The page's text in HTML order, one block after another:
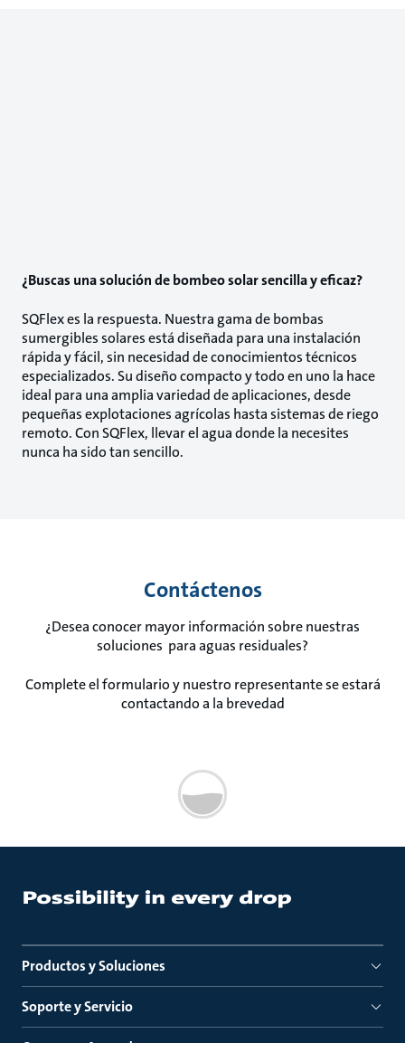
¿Buscas una solución de bombeo solar sencilla y eficaz?
SQFlex es la respuesta. Nuestra gama de bombas
sumergibles solares está diseñada para una instalación
rápida y fácil, sin necesidad de conocimientos técnicos
especializados. Su diseño compacto y todo en uno la hace
ideal para una amplia variedad de aplicaciones, desde
pequeñas explotaciones agrícolas hasta sistemas de riego
remoto. Con SQFlex, llevar el agua donde la necesites
nunca ha sido tan sencillo.
Contáctenos
¿Desea conocer mayor información sobre nuestras
soluciones para aguas residuales?
Complete el formulario y nuestro representante se estará
contactando a la brevedad
Productos y Soluciones
Soporte y Servicio